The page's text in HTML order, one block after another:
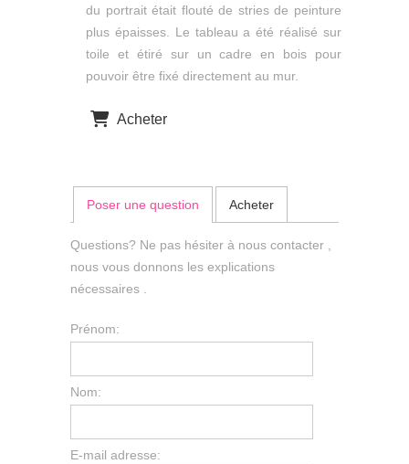
du portrait était flouté de stries de peinture
plus épaisses. Le tableau a été réalisé sur
toile et étiré sur un cadre en bois pour
pouvoir être fixé directement au mur.
Acheter
Poser une question Acheter
Questions? Ne pas hésiter à nous contacter ,
nous vous donnons les explications
nécessaires .
Prénom:
Nom:
E-mail adresse: